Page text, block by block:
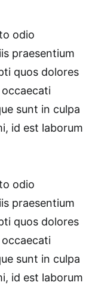
odio
praesentium
quos dolores
occaecati
sunt in culpa
id est laborum
odio
praesentium
quos dolores
occaecati
sunt in culpa
id est laborum